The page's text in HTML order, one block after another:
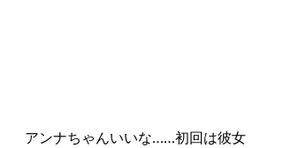
アンナちゃんいいな……初回は彼女